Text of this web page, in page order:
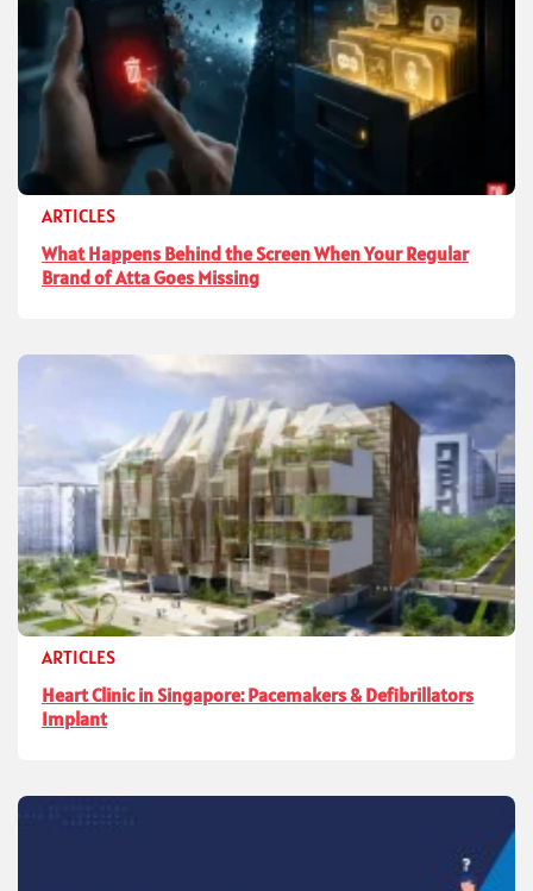
ARTICLES
What Happens Behind the Screen When Your Regular
Brand of Atta Goes Missing
ARTICLES
Heart Clinic in Singapore: Pacemakers & Defibrillators
Implant